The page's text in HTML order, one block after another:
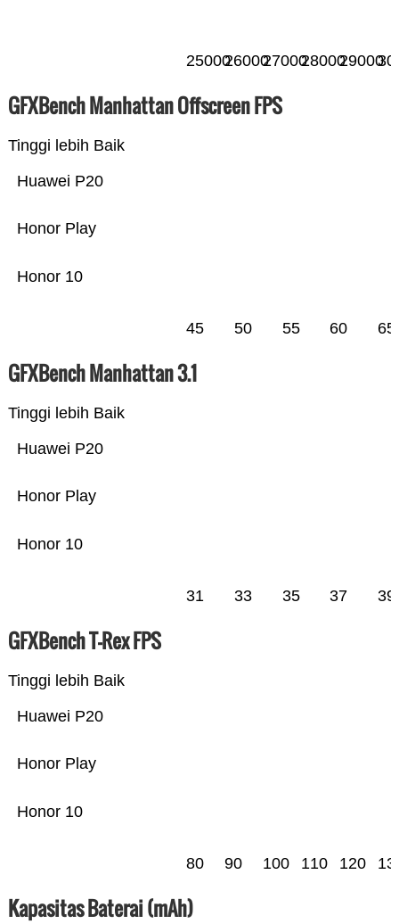
2500026000270002800029000
GFXBench Manhattan Offscreen FPS
Tinggi lebih Baik
Honor 10
Honor Play
Huawei P20
45 50 55 60 65
GFXBench Manhattan 3.1
Tinggi lebih Baik
Honor 10
Honor Play
Huawei P20
31 33 35 37 39
GFXBench T-Rex FPS
Tinggi lebih Baik
Honor 10
Honor Play
Huawei P20
80 90 100 110 120
Kapasitas Baterai (mAh)